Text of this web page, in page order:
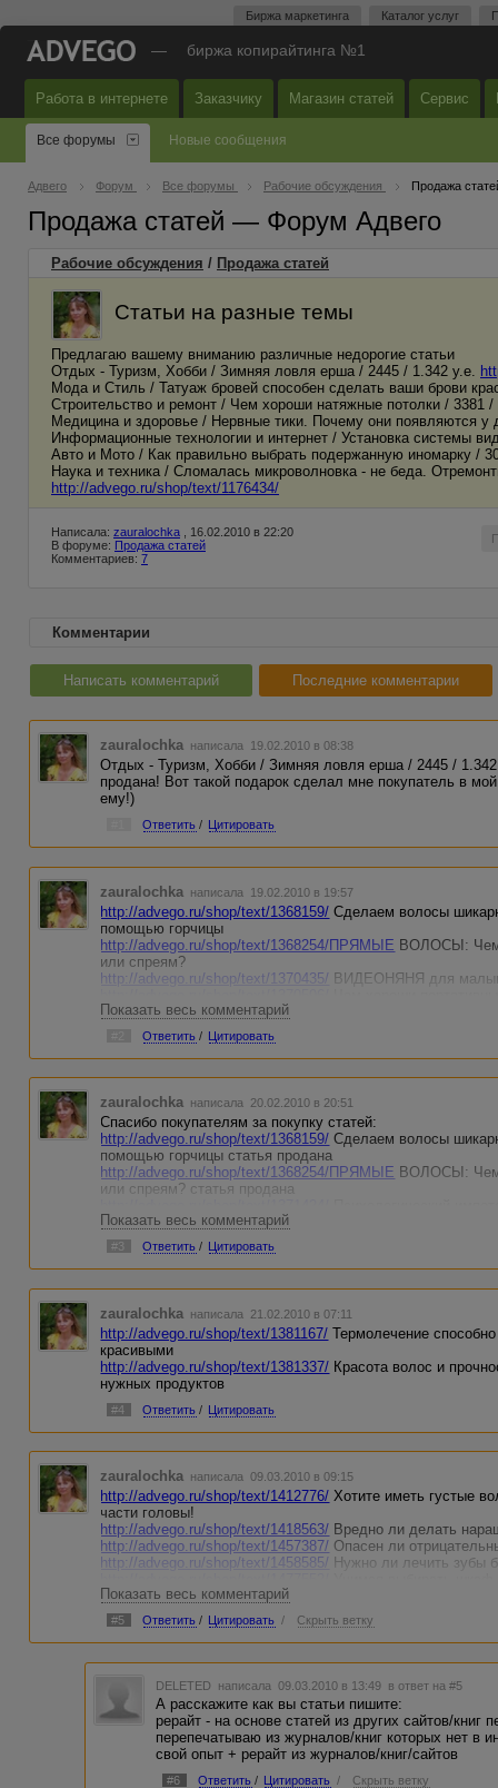
Биржа маркетинга Каталог услуг
— биржа копирайтинга №1
Работа в интернете Заказчику Магазин статей Сервис
Все форумы Новые сообщения
Адвего Форум Все форумы Рабочие обсуждения Продажа
Продажа статей — Форум Адвего
Рабочие обсуждения / Продажа статей
Статьи на разные темы
Предлагаю вашему вниманию различные недорогие статьи
Отдых - Туризм, Хобби / Зимняя ловля ерша / 2445 / 1.342 у.е.
Мода и Стиль / Татуаж бровей способен сделать ваши брови
Строительство и ремонт / Чем хороши натяжные потолки / 3381
Медицина и здоровье / Нервные тики. Почему они появляются у
Информационные технологии и интернет / Установка системы
Авто и Мото / Как правильно выбрать подержанную иномарку /
Наука и техника / Сломалась микроволновка - не беда.
http://advego.ru/shop/text/1176434/
Написала: zauralochka , 16.02.2010 в 22:20
В форуме: Продажа статей
Комментариев: 7
Комментарии
Написать комментарий Последние комментарии
zauralochka написала 19.02.2010 в 08:38
Отдых - Туризм, Хобби / Зимняя ловля ерша / 2445 /
продана! Вот такой подарок сделал мне покупатель в
ему!)
Ответить / Цитировать
zauralochka написала 19.02.2010 в 19:57
http://advego.ru/shop/text/1368159/ Сделаем волосы
помощью горчицы
http://advego.ru/shop/text/1368254/ПРЯМЫЕ ВОЛОСЫ:
или спреям?
http://advego.ru/shop/text/1370435/ ВИДЕОНЯНЯ для
http://advego.ru/shop/text/1370606/
http://advego.ru/shop/text/1370766/
http://advego.ru/shop/text/1371424/
Показать весь комментарий
Ответить / Цитировать
zauralochka написала 20.02.2010 в 20:51
Спасибо покупателям за покупку статей:
http://advego.ru/shop/text/1368159/ Сделаем волосы
помощью горчицы статья продана
http://advego.ru/shop/text/1368254/ПРЯМЫЕ ВОЛОСЫ:
или спреям? статья продана
Показать весь комментарий
#3 Ответить / Цитировать
zauralochka написала 21.02.2010 в 07:11
http://advego.ru/shop/text/1381167/ Термолечение
красивыми
http://advego.ru/shop/text/1381337/ Красота волос и
нужных продуктов
#4 Ответить / Цитировать
zauralochka написала 09.03.2010 в 09:15
http://advego.ru/shop/text/1412776/ Хотите иметь густые
части головы!
http://advego.ru/shop/text/1418563/ Вредно ли делать
http://advego.ru/shop/text/1457387/ Опасен ли
http://advego.ru/shop/text/1458585/ Нужно ли лечить зубы
http://advego.ru/shop/text/1495736/
http://advego.ru/shop/text/1495791/
Показать весь комментарий
#5 Ответить / Цитировать / Скрыть ветку
DELETED написала 09.03.2010 в 13:49 в ответ на #5
А расскажите как вы статьи пишите:
рерайт - на основе статей из других сайтов/книг
перепечатываю из журналов/книг которых нет в
свой опыт + рерайт из журналов/книг/сайтов
#6 Ответить / Цитировать / Скрыть ветку